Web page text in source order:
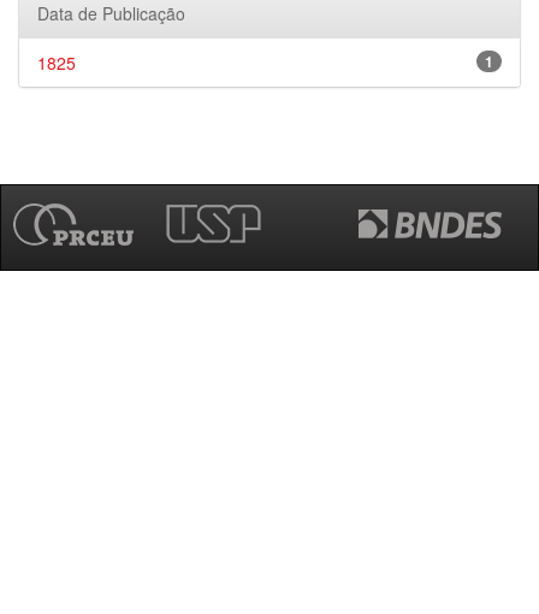
Data de Publicação
1
1825